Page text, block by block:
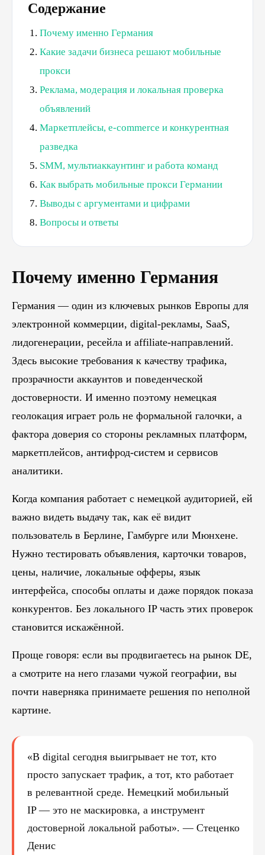
Содержание
Почему именно Германия
Какие задачи бизнеса решают мобильные
прокси
Реклама, модерация и локальная проверка
объявлений
Маркетплейсы, e-commerce и конкурентная
разведка
SMM, мультиаккаунтинг и работа команд
Как выбрать мобильные прокси Германии
Выводы с аргументами и цифрами
Вопросы и ответы
Почему именно Германия
Германия — один из ключевых рынков Европы для
электронной коммерции, digital-рекламы, SaaS,
лидогенерации, ресейла и affiliate-направлений.
Здесь высокие требования к качеству трафика,
прозрачности аккаунтов и поведенческой
достоверности. И именно поэтому немецкая
геолокация играет роль не формальной галочки, а
фактора доверия со стороны рекламных платформ,
маркетплейсов, антифрод-систем и сервисов
аналитики.
Когда компания работает с немецкой аудиторией, ей
важно видеть выдачу так, как её видит
пользователь в Берлине, Гамбурге или Мюнхене.
Нужно тестировать объявления, карточки товаров,
цены, наличие, локальные офферы, язык
интерфейса, способы оплаты и даже порядок показа
конкурентов. Без локального IP часть этих проверок
становится искажённой.
Проще говоря: если вы продвигаетесь на рынок DE,
а смотрите на него глазами чужой географии, вы
почти наверняка принимаете решения по неполной
картине.
«В digital сегодня выигрывает не тот, кто
просто запускает трафик, а тот, кто работает
в релевантной среде. Немецкий мобильный
IP — это не маскировка, а инструмент
достоверной локальной работы». — Стеценко
Денис